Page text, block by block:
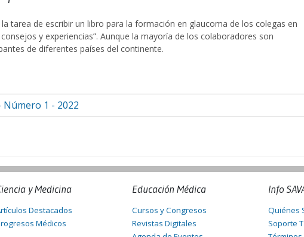
tarea de escribir un libro para la formación en glaucoma de los colegas en
y experiencias”. Aunque la mayoría de los colaboradores son
de diferentes países del continente.
Número 1 - 2022
y Medicina
Destacados
Médicos
Educación Médica
Cursos y Congresos
Revistas Digitales
Info
Quiénes
Soporte